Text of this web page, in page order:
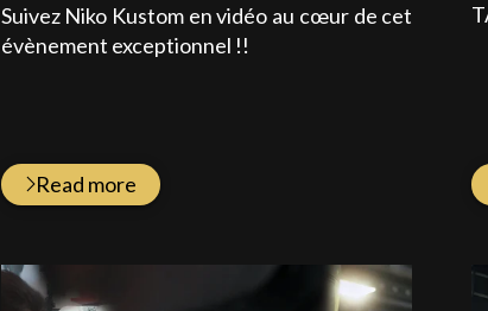
Suivez Niko Kustom en vidéo au cœur de cet
évènement exceptionnel !!
Read more